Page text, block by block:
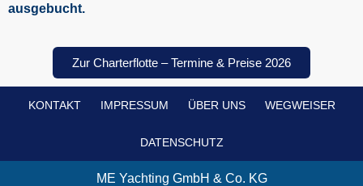
ausgebucht.
Zur Charterflotte – Termine & Preise 2026
KONTAKT IMPRESSUM ÜBER UNS WEGWEISER
DATENSCHUTZ
ME Yachting GmbH & Co. KG